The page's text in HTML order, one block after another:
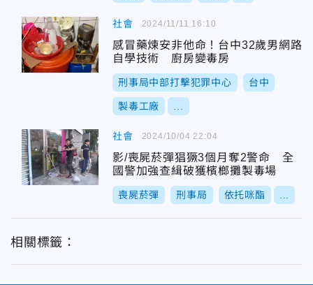
社會
感冒藥煉安非他命！台中32歲男網路
自學技術 廚房變毒房
刑事局中部打擊犯罪中心 台中
製毒工廠
2024/11/11 16:10
社會
影/喪屍菸彈猖獗3個月奪2警命 全
國警加強查緝破獲檳榔攤製毒場
喪屍菸彈 刑事局 依托咪酯
2024/10/04 22:04
相關標籤：